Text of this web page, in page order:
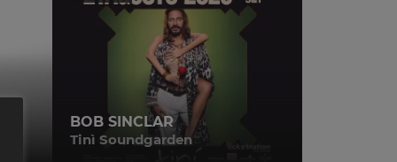
BOB SINCLAR
Tinì Soundgarden